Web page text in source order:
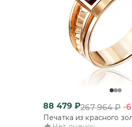
88 479₽267 964₽ -
Печатка из красного